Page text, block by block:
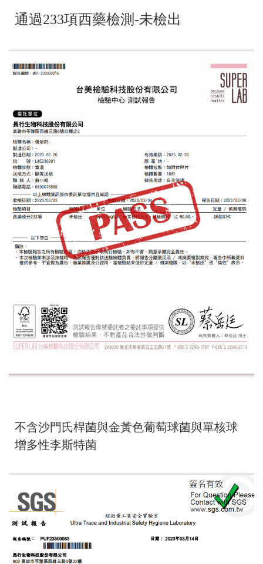
通過233項西藥檢測-未檢出
不含沙門氏桿菌與金黃色葡萄球菌與單核球
增多性李斯特菌